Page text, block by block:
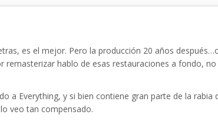
es el mejor. Pero la producción 20 años
remasterizar hablo de esas restauraciones a fondo,
a Everything, y si bien contiene gran parte de la rabia
veo tan compensado.